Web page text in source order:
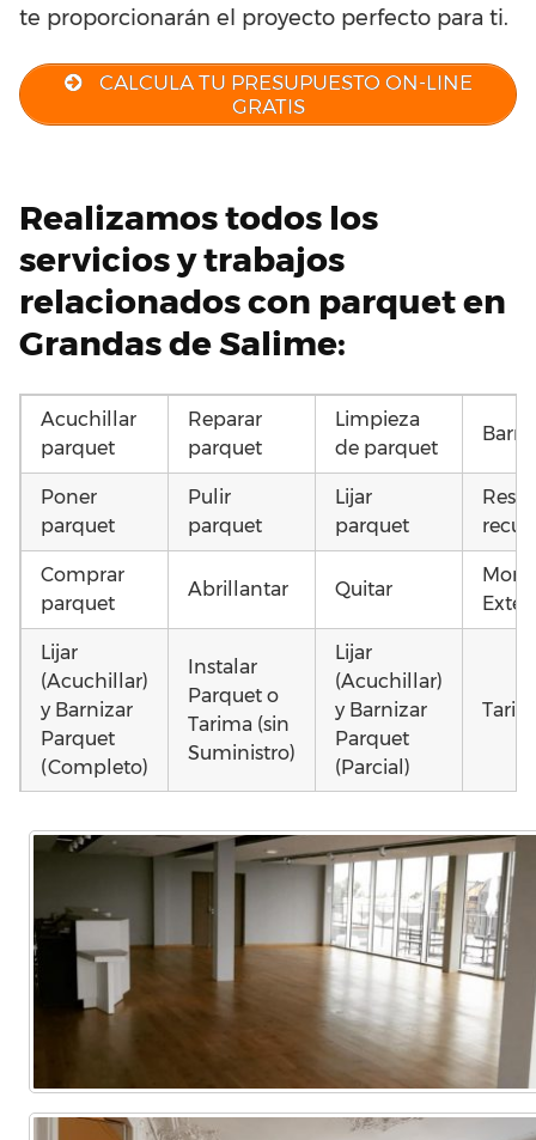
te proporcionarán el proyecto perfecto para ti.
CALCULA TU PRESUPUESTO ON-LINE
GRATIS
Realizamos todos los
servicios y trabajos
relacionados con parquet en
Grandas de Salime:
Acuchillar
parquet
Reparar
parquet
Limpieza
de parquet
Poner
parquet
Pulir
parquet
Lijar
parquet
Comprar
parquet
Abrillantar Quitar
Lijar
(Acuchillar)
y Barnizar
Parquet
(Completo)
Instalar
Parquet o
Tarima (sin
Suministro)
Lijar
(Acuchillar)
y Barnizar
Parquet
(Parcial)
parquet o
Local
Comercial
parquet o
Tarima
Vivienda
parquet o
Tarima
Vivienda
(Parcial)
Otros